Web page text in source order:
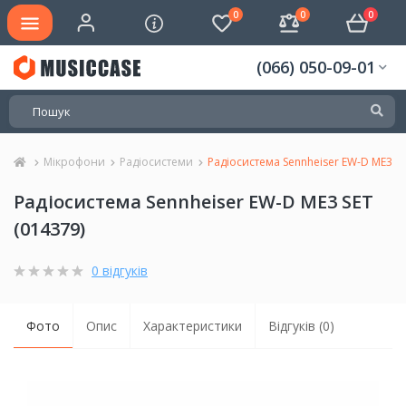
0 0 0
(066) 050-09-01
Мікрофони Радіосистеми Радіосистема Sennheiser EW-D ME3
Радіосистема Sennheiser EW-D ME3 SET
(014379)
0 відгуків
Фото Опис Характеристики Відгуків (0)